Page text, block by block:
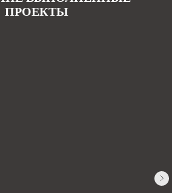
ПРОЕКТЫ